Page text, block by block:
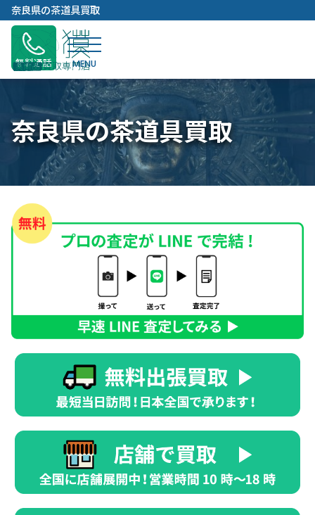
容
キ
ッ
奈良県の茶道具買取
無料通話
奈良県の茶道具買取